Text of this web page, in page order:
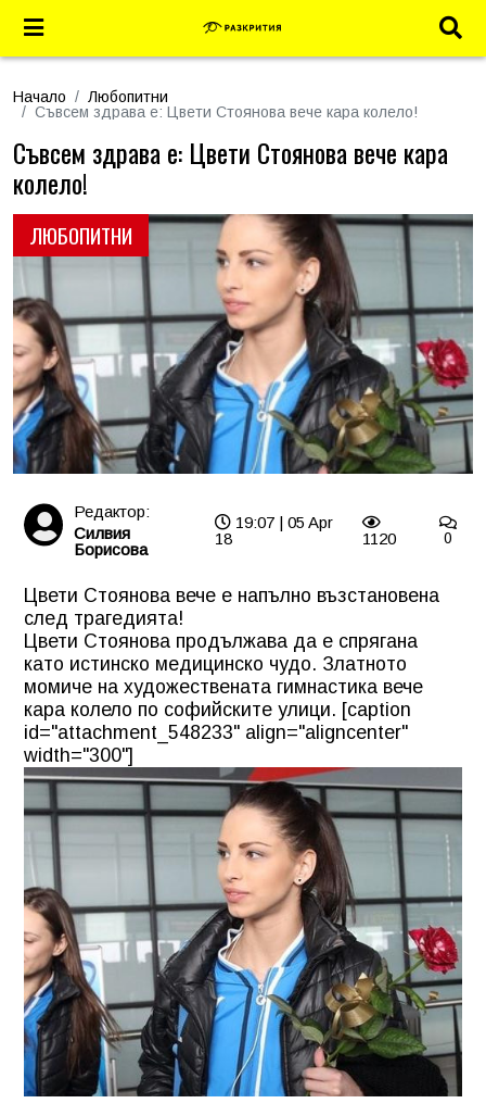
Начало
Любопитни
Съвсем здрава е: Цвети Стоянова вече кара колело!
ЛЮБОПИТНИ
Съвсем здрава е: Цвети Стоянова вече кара
колело!
Редактор:
Силвия
Борисова
19:07 | 05 Apr
18
1120 0
Цвети Стоянова вече е напълно възстановена
след трагедията!
Цвети Стоянова продължава да е спрягана
като истинско медицинско чудо. Златното
момиче на художествената гимнастика вече
кара колело по софийските улици. [caption
id="attachment_548233" align="aligncenter"
width="300"]